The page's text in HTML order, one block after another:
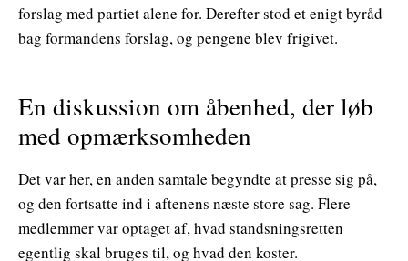
forslag med partiet alene for. Derefter stod et enigt byråd
bag formandens forslag, og pengene blev frigivet.
En diskussion om åbenhed, der løb
med opmærksomheden
Det var her, en anden samtale begyndte at presse sig på,
og den fortsatte ind i aftenens næste store sag. Flere
medlemmer var optaget af, hvad standsningsretten
egentlig skal bruges til, og hvad den koster.